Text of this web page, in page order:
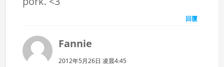
回覆
Fannie
2012年5月26日 凌晨4:45